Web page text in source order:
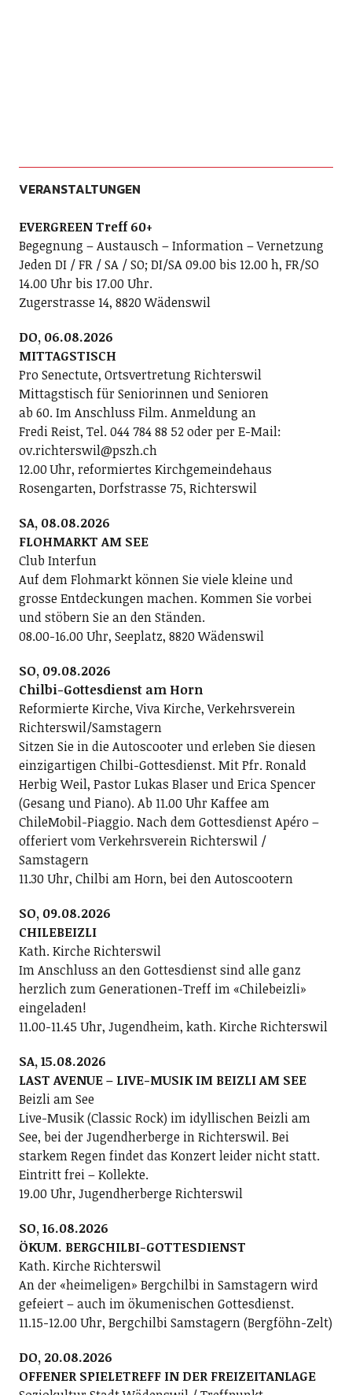
VERANSTALTUNGEN
EVERGREEN Treff 60+
Begegnung – Austausch – Information – Vernetzung
Jeden DI / FR / SA / SO; DI/SA 09.00 bis 12.00 h, FR/SO
14.00 Uhr bis 17.00 Uhr.
Zugerstrasse 14, 8820 Wädenswil
DO, 06.08.2026
MITTAGSTISCH
Pro Senectute, Ortsvertretung Richterswil
Mittagstisch für Seniorinnen und Senioren
ab 60. Im Anschluss Film. Anmeldung an
Fredi Reist, Tel. 044 784 88 52 oder per E-Mail:
ov.richterswil@pszh.ch
12.00 Uhr, reformiertes Kirchgemeindehaus
Rosengarten, Dorfstrasse 75, Richterswil
SA, 08.08.2026
FLOHMARKT AM SEE
Club Interfun
Auf dem Flohmarkt können Sie viele kleine und
grosse Entdeckungen machen. Kommen Sie vorbei
und stöbern Sie an den Ständen.
08.00-16.00 Uhr, Seeplatz, 8820 Wädenswil
SO, 09.08.2026
Chilbi-Gottesdienst am Horn
Reformierte Kirche, Viva Kirche, Verkehrsverein
Richterswil/Samstagern
Sitzen Sie in die Autoscooter und erleben Sie diesen
einzigartigen Chilbi-Gottesdienst. Mit Pfr. Ronald
Herbig Weil, Pastor Lukas Blaser und Erica Spencer
(Gesang und Piano). Ab 11.00 Uhr Kaffee am
ChileMobil-Piaggio. Nach dem Gottesdienst Apéro –
offeriert vom Verkehrsverein Richterswil /
Samstagern
11.30 Uhr, Chilbi am Horn, bei den Autoscootern
SO, 09.08.2026
CHILEBEIZLI
Kath. Kirche Richterswil
Im Anschluss an den Gottesdienst sind alle ganz
herzlich zum Generationen-Treff im «Chilebeizli»
eingeladen!
11.00-11.45 Uhr, Jugendheim, kath. Kirche Richterswil
SA, 15.08.2026
LAST AVENUE – LIVE-MUSIK IM BEIZLI AM SEE
Beizli am See
Live-Musik (Classic Rock) im idyllischen Beizli am
See, bei der Jugendherberge in Richterswil. Bei
starkem Regen findet das Konzert leider nicht statt.
Eintritt frei – Kollekte.
19.00 Uhr, Jugendherberge Richterswil
SO, 16.08.2026
ÖKUM. BERGCHILBI-GOTTESDIENST
Kath. Kirche Richterswil
An der «heimeligen» Bergchilbi in Samstagern wird
gefeiert – auch im ökumenischen Gottesdienst.
11.15-12.00 Uhr, Bergchilbi Samstagern (Bergföhn-Zelt)
DO, 20.08.2026
OFFENER SPIELETREFF IN DER FREIZEITANLAGE